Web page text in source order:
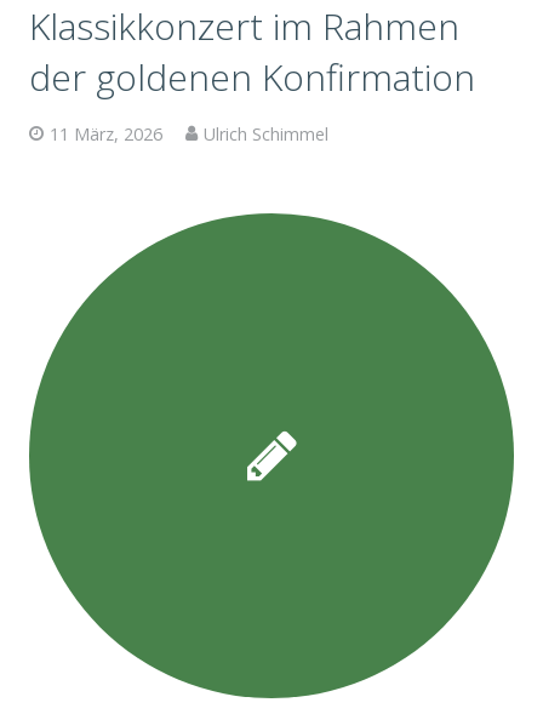
Klassikkonzert im Rahmen
der goldenen Konfirmation
11 März, 2026 Ulrich Schimmel